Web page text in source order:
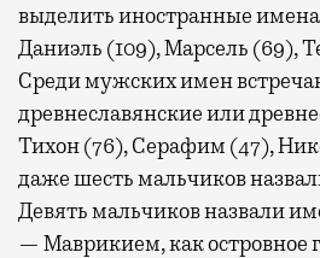
выделить иностранные имена
Даниэль (109), Марсель (69),
Среди мужских имен
древнеславянские или
Тихон (76), Серафим (47),
даже шесть мальчиков
Девять мальчиков назвали
— Маврикием, как островное